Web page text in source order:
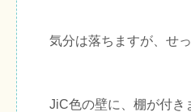
気分は落ちますが、せ
JiC色の壁に、棚が付き